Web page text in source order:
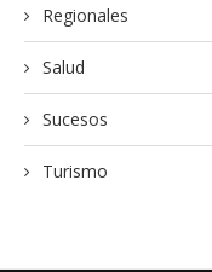
Regionales
Salud
Sucesos
Turismo